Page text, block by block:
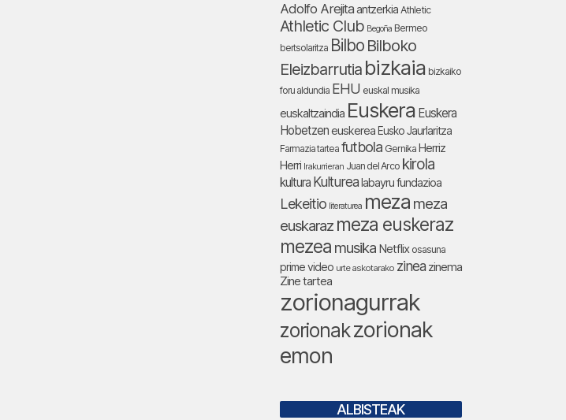
Adolfo Arejitaantzerkia Athletic
Athletic Club Begoña Bermeo
bertsolaritza Bilbo Bilboko
Eleizbarrutia bizkaia bizkaiko
foru aldundia EHU euskal musika
euskaltzaindia Euskera Euskera
Hobetzeneuskerea Eusko Jaurlaritza
Farmazia tartea futbola Gernika Herriz
Herri Irakurrieran Juan del Arco kirola
kultura Kulturealabayru fundazioa
Lekeitio literaturea meza meza
euskaraz meza euskeraz
mezea musika Netflix osasuna
prime video urte askotarako zinea zinema
Zine tartea
zorionagurrak
zorionakzorionak
emon
ALBISTEAK